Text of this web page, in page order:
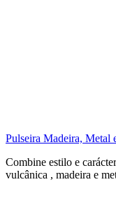
Pulseira Madeira, Metal
Combine estilo e
vulcânica , madeira e